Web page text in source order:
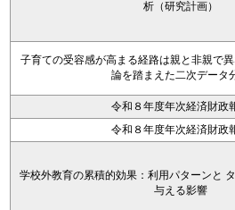
析（研究計画）
子育ての受容感が高まる経路は親と非親で
論を踏まえた二次データ
令和８年度年次経済財政
令和８年度年次経済財政
学校外教育の累積的効果：利用パターンと
与える影響